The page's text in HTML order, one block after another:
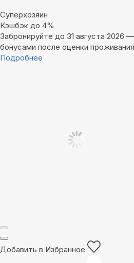
Суперхозяин
Кэшбэк до 4%
Забронируйте до 31 августа 2026
бонусами после оценки
Подробнее
Добавить в Избранное